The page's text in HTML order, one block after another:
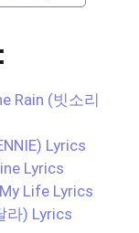
Rain (빗소리
Lyrics
Lyrics
Life Lyrics
라) Lyrics